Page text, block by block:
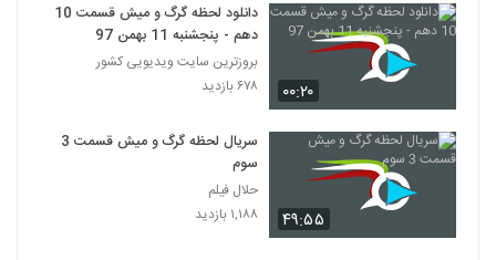
۰۰:۲۰
دانلود لحظه گرگ و میش قسمت 10
دهم - پنجشنبه 11 بهمن 97
بروزترین سایت ویدیویی کشور
۶۷۸ بازدید
۴۹:۵۵
سریال لحظه گرگ و میش قسمت 3
سوم
حلال فیلم
۱,۱۸۸ بازدید